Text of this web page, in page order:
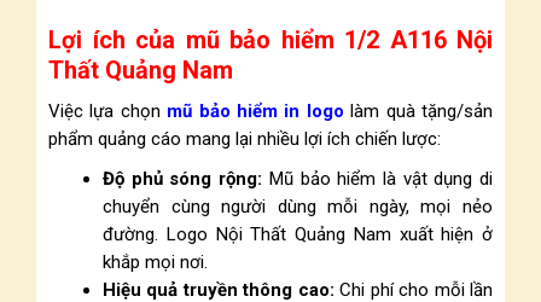
Lợi ích của mũ bảo hiểm 1/2 A116 Nội
Thất Quảng Nam
Việc lựa chọn mũ bảo hiểm in logo làm quà tặng/sản
phẩm quảng cáo mang lại nhiều lợi ích chiến lược:
Độ phủ sóng rộng: Mũ bảo hiểm là vật dụng di
chuyển cùng người dùng mỗi ngày, mọi nẻo
đường. Logo Nội Thất Quảng Nam xuất hiện ở
khắp mọi nơi.
Hiệu quả truyền thông cao: Chi phí cho mỗi lần